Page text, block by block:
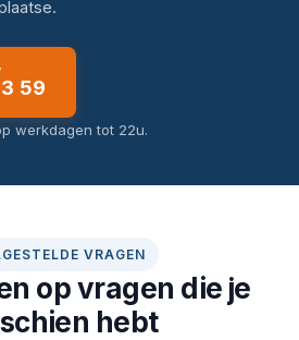
59
werkdagen tot 22u.
VRAGEN
op vragen die je
hebt